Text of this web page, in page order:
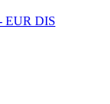
EUR DIS